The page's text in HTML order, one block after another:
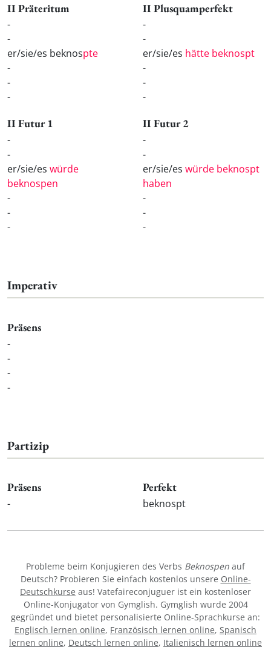
II Präteritum
-
-
er/sie/es beknospte
-
-
-
II Plusquamperfekt
-
-
er/sie/es hätte beknospt
-
-
-
II Futur 1
-
-
er/sie/es würde
beknospen
-
-
-
II Futur 2
-
-
er/sie/es würde beknospt
haben
-
-
-
Imperativ
Präsens
-
-
-
-
Partizip
Präsens
-
Perfekt
beknospt
Probleme beim Konjugieren des Verbs Beknospen auf
Deutsch? Probieren Sie einfach kostenlos unsere Online-
Deutschkurse aus! Vatefaireconjuguer ist ein kostenloser
Online-Konjugator von Gymglish. Gymglish wurde 2004
gegründet und bietet personalisierte Online-Sprachkurse an:
Englisch lernen online, Französisch lernen online, Spanisch
lernen online, Deutsch lernen online, Italienisch lernen online